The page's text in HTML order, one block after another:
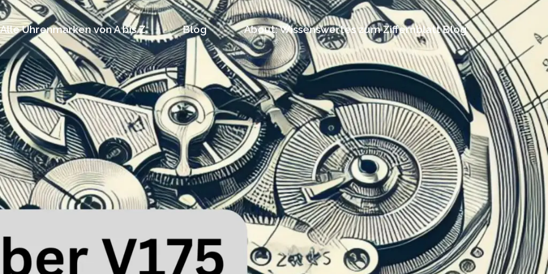
Alle Uhrenmarken von A bis Z Blog About: Wissenswertes zum Ziffernblatt Blog